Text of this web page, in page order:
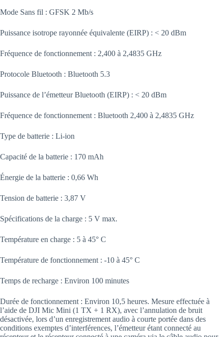
Mode Sans fil : GFSK 2 Mb/s
Puissance isotrope rayonnée équivalente (EIRP) : < 20 dBm
Fréquence de fonctionnement : 2,400 à 2,4835 GHz
Protocole Bluetooth : Bluetooth 5.3
Puissance de l’émetteur Bluetooth (EIRP) : < 20 dBm
Fréquence de fonctionnement : Bluetooth 2,400 à 2,4835 GHz
Type de batterie : Li-ion
Capacité de la batterie : 170 mAh
Énergie de la batterie : 0,66 Wh
Tension de batterie : 3,87 V
Spécifications de la charge : 5 V max.
Température en charge : 5 à 45° C
Température de fonctionnement : -10 à 45° C
Temps de recharge : Environ 100 minutes
Durée de fonctionnement : Environ 10,5 heures. Mesure effectuée à
l’aide de DJI Mic Mini (1 TX + 1 RX), avec l’annulation de bruit
désactivée, lors d’un enregistrement audio à courte portée dans des
conditions exemptes d’interférences, l’émetteur étant connecté au